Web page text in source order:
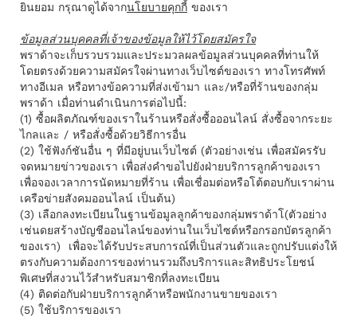
ยินยอม กรุณาดูได้จากนโยบายคุกกี้ ของเรา
ข้อมูลส่วนบุคคลที่เจ้าของข้อมูลให้ไว้โดยสมัครใจ
พราด้าจะเก็บรวบรวมและประมวลผลข้อมูลส่วนบุคคลที่ท่านให้
โดยตรงด้วยความสมัครใจผ่านทางเว็บไซต์ของเรา ทางโทรศัพท์
ทางอีเมล หรือทางข้อความที่ส่งเข้ามา และ/หรือที่ร้านของกลุ่ม
พราด้า เมื่อท่านดำเนินการต่อไปนี้:
(1) ซื้อผลิตภัณฑ์ของเราในร้านหรือสั่งซื้อออนไลน์ สั่งซื้อจากระยะ
ไกลและ / หรือสั่งซื้อด้วยวิธีการอื่น
(2) ใช้ฟังก์ชันอื่น ๆ ที่มีอยู่บนเว็บไซต์ (ตัวอย่างเช่น เพื่อสมัครรับ
จดหมายข่าวของเรา เพื่อส่งคําขอไปยังฝ่ายบริการลูกค้าของเรา
เพื่อจองเวลาการนัดหมายที่ร้าน เพื่อเชื่อมต่อหรือโต้ตอบกับเราผ่าน
เครือข่ายสังคมออนไลน์ เป็นต้น)
(3) เลือกลงทะเบียนในฐานข้อมูลลูกค้าของกลุ่มพราด้าโ(ตัวอย่าง
เช่นดยสร้างบัญชีออนไลน์ของท่านในเว็บไซต์หรือกรอกบัตรลูกค้า
ของเรา) เพื่อจะได้รับประสบการณ์ที่เป็นส่วนตัวและถูกปรับแต่งให้
ตรงกับความต้องการของท่านรวมถึงบริการและสิทธิประโยชน์
พิเศษที่สงวนไว้สําหรับสมาชิกที่ลงทะเบียน
(4) ติดต่อกับฝ่ายบริการลูกค้าหรือพนักงานขายของเรา
(5) ใช้บริการของเรา